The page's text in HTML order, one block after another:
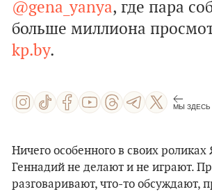
@gena_yanya, где пара
больше миллиона
kp.by.
МЫ ЗДЕСЬ
Ничего особенного в своих
Геннадий не делают и не играют.
разговаривают, что-то обсуждают,